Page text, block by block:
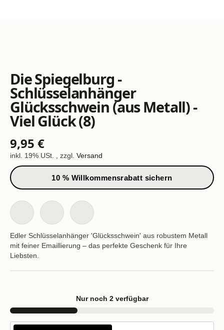
Die Spiegelburg -
Schlüsselanhänger
Glücksschwein (aus Metall) -
Viel Glück (8)
9,95 €
inkl. 19% USt. , zzgl. Versand
10 % Willkommensrabatt sichern
Edler Schlüsselanhänger 'Glücksschwein' aus robustem Metall
mit feiner Emaillierung – das perfekte Geschenk für Ihre
Liebsten.
Nur noch 2 verfügbar